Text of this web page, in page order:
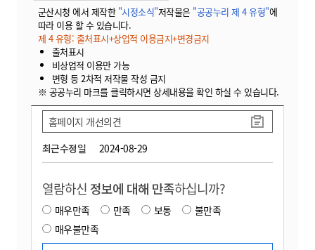
군산시청 에서 제작한 "시정소식"저작물은 "공공누리 제 4 유형"에
따라 이용 할 수 있습니다.
제 4 유형: 출처표시+상업적 이용금지+변경금지
출처표시
비상업적 이용만 가능
변형 등 2차적 저작물 작성 금지
※ 공공누리 마크를 클릭하시면 상세내용을 확인 하실 수 있습니다.
최근수정일 2024-08-29
홈페이지 개선의견
열람하신 정보에 대해 만족하십니까?
매우만족 만족 보통
불만족
매우불만족